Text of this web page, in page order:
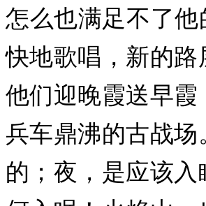
怎么也满足不了
快地歌唱，新的
他们迎晚霞送早
兵车鼎沸的古战
的；夜，是应该